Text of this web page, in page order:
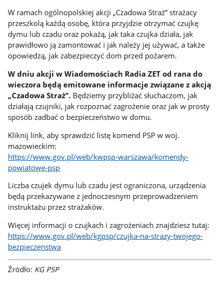
W ramach ogólnopolskiej akcji „Czadowa Straż” strażacy
przeszkolą każdą osobę, która przyjdzie otrzymać czujkę
dymu lub czadu oraz pokażą, jak taka czujka działa, jak
prawidłowo ją zamontować i jak należy jej używać, a także
opowiedzą, jak zabezpieczyć dom przed pożarem.
W dniu akcji w Wiadomościach Radia ZET od rana do
wieczora będą emitowane informacje związane z akcją
„Czadowa Straż”. Będziemy przybliżać słuchaczom, jak
działają czujniki, jak rozpoznać zagrożenie oraz jak w prosty
sposób zadbać o bezpieczeństwo w domu.
Kliknij link, aby sprawdzić listę komend PSP w woj.
mazowieckim:
https://www.gov.pl/web/kwpsp-warszawa/komendy-
powiatowe-psp
Liczba czujek dymu lub czadu jest ograniczona, urządzenia
będą przekazywane z jednoczesnym przeprowadzeniem
instruktażu przez strażaków.
Więcej informacji o czujkach i zagrożeniach znajdziesz tutaj:
https://www.gov.pl/web/kgpsp/czujka-na-strazy-twojego-
bezpieczenstwa
Źródło: KG PSP